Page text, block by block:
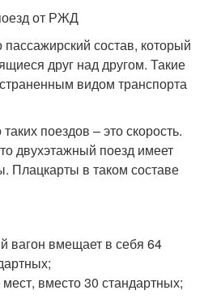
от РЖД
состав, который
друг над другом. Такие
видом транспорта
поездов – это скорость.
двухэтажный поезд имеет
Плацкарты в таком составе
вагон вмещает в себя 64
вместо 30 стандартных;